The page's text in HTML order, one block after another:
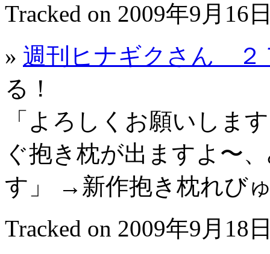
Tracked on 2009年9月16
» 週刊ヒナギクさん ２
る！
「よろしくお願いしま
ぐ抱き枕が出ますよ〜
す」 →新作抱き枕れび
Tracked on 2009年9月18